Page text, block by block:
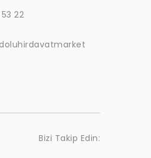
22
Bizi Takip Edin: